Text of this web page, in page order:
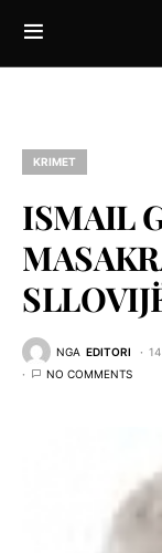
KRIMET
ISMAIL
NGA EDITORI
NO COMMENTS